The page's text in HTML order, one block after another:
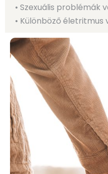
• Szexuális problémák
• Különböző életritmus